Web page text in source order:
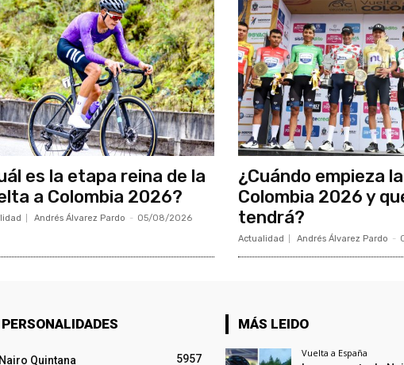
es la etapa reina de la
a Colombia 2026?
Andrés Álvarez Pardo - 05/08/2026
¿Cuándo empieza
Colombia 2026 y
tendrá?
Actualidad Andrés Álvarez Pardo -
PERSONALIDADES
Nairo Quintana 5957
MÁS LEIDO
Vuelta a España